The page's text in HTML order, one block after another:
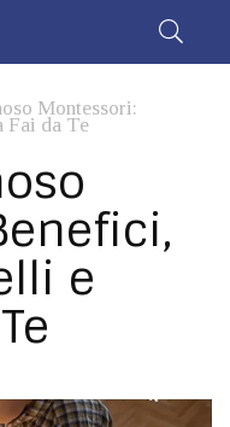
Montessori:
da Te
e